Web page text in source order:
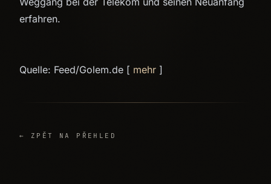
erfahren.
Quelle: Feed/Golem.de [ mehr ]
← ZPĚT NA PŘEHLED